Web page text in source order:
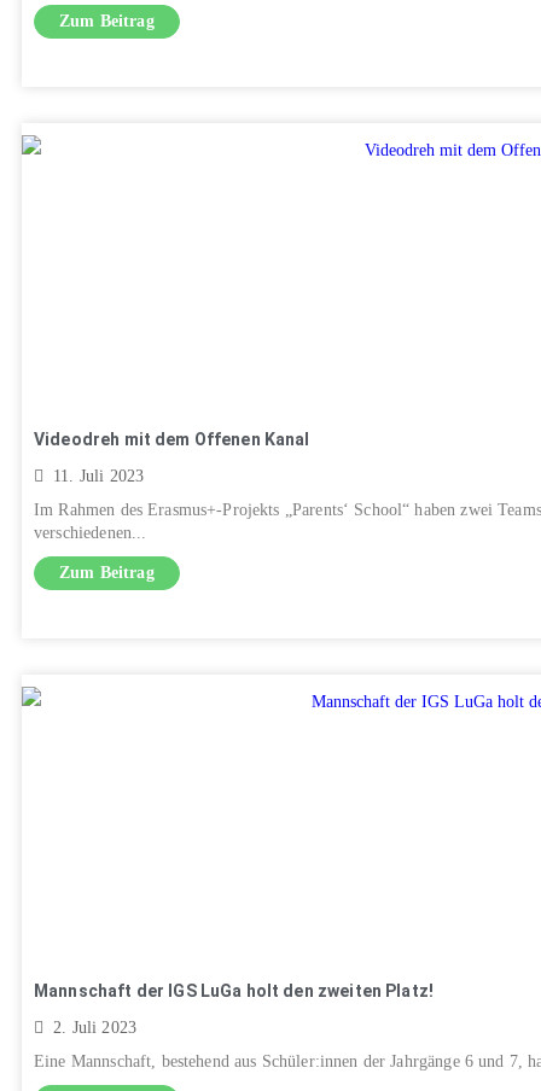
Zum Beitrag
Videodreh mit dem Offenen Kanal
11. Juli 2023
Im Rahmen des Erasmus+-Projekts „Parents‘ School“ haben zwei
verschiedenen...
Zum Beitrag
Mannschaft der IGS LuGa holt den zweiten Platz!
2. Juli 2023
Eine Mannschaft, bestehend aus Schüler:innen der Jahrgänge 6 und 7,